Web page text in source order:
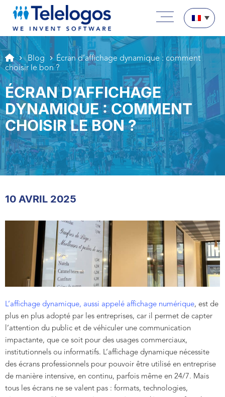
Aller au texte
Aller au menu
Passer au contenu
Menu principal
Blog
Écran d’affichage dynamique : comment
choisir le bon ?
ÉCRAN D’AFFICHAGE
DYNAMIQUE : COMMENT
CHOISIR LE BON ?
10 AVRIL 2025
L’affichage dynamique, aussi appelé affichage numérique, est de
plus en plus adopté par les entreprises, car il permet de capter
l’attention du public et de véhiculer une communication
impactante, que ce soit pour des usages commerciaux,
institutionnels ou informatifs. L’affichage dynamique nécessite
des écrans professionnels pour pouvoir être utilisé en entreprise
de manière intensive, en continu, parfois même en 24/7. Mais
tous les écrans ne se valent pas : formats, technologies,